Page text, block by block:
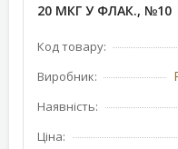
20 МКГ У ФЛАК., №10
Код товару:
Виробник:
Наявність:
Ціна: